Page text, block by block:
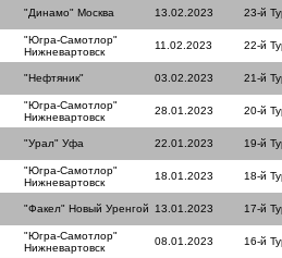
"Динамо" Москва 13.02.2023 23-й
"Югра-Самотлор"
Нижневартовск
11.02.2023 22-й
"Нефтяник" 03.02.2023 21-й
"Югра-Самотлор"
Нижневартовск
28.01.2023 20-й
"Урал" Уфа 22.01.2023 19-й
"Югра-Самотлор"
Нижневартовск
18.01.2023 18-й
"Факел" Новый Уренгой 13.01.2023 17-й
"Югра-Самотлор"
Нижневартовск
08.01.2023 16-й